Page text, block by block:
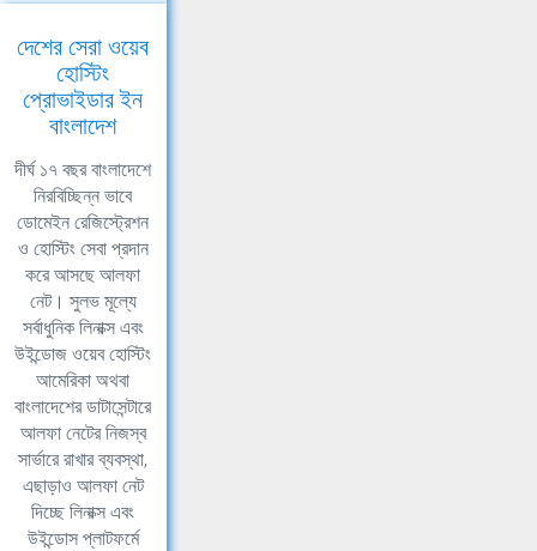
দেশের সেরা ওয়েব
হোস্টিং
প্রোভাইডার ইন
বাংলাদেশ
দীর্ঘ ১৭ বছর বাংলাদেশে
নিরবিচ্ছিন্ন ভাবে
ডোমেইন রেজিস্ট্রেশন
ও হোস্টিং সেবা প্রদান
করে আসছে আলফা
নেট। সুলভ মূল্যে
সর্বাধুনিক লিনাক্স এবং
উইন্ডোজ ওয়েব হোস্টিং
আমেরিকা অথবা
বাংলাদেশের ডাটাসেন্টারে
আলফা নেটের নিজস্ব
সার্ভারে রাখার ব্যবস্থা,
এছাড়াও আলফা নেট
দিচ্ছে লিনাক্স এবং
উইন্ডোস প্লাটফর্মে